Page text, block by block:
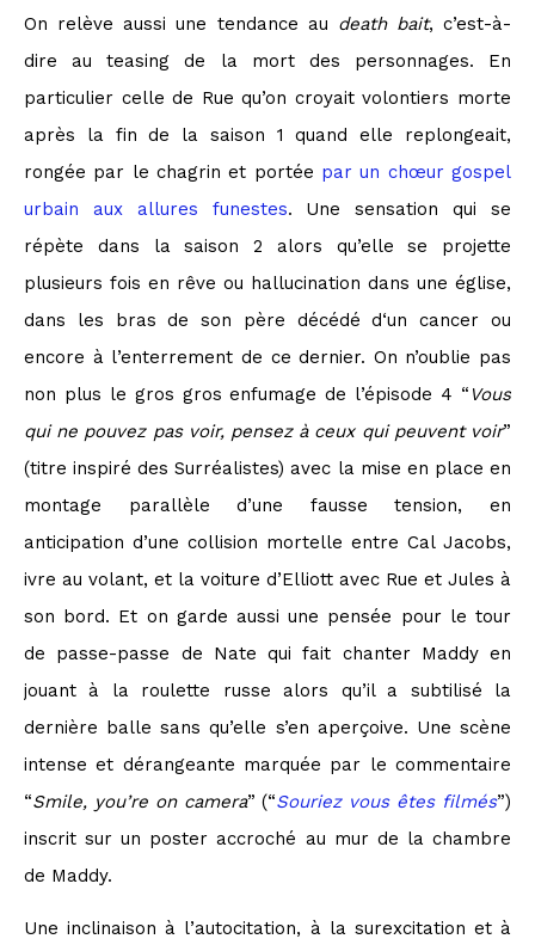
On relève aussi une tendance au death bait, c’est-à-
dire au teasing de la mort des personnages. En
particulier celle de Rue qu’on croyait volontiers morte
après la fin de la saison 1 quand elle replongeait,
rongée par le chagrin et portée par un chœur gospel
urbain aux allures funestes. Une sensation qui se
répète dans la saison 2 alors qu’elle se projette
plusieurs fois en rêve ou hallucination dans une église,
dans les bras de son père décédé d‘un cancer ou
encore à l’enterrement de ce dernier. On n’oublie pas
non plus le gros gros enfumage de l’épisode 4 “ Vous
qui ne pouvez pas voir, pensez à ceux qui peuvent voir”
(titre inspiré des Surréalistes) avec la mise en place en
montage parallèle d’une fausse tension, en
anticipation d’une collision mortelle entre Cal Jacobs,
ivre au volant, et la voiture d’Elliott avec Rue et Jules à
son bord. Et on garde aussi une pensée pour le tour
de passe-passe de Nate qui fait chanter Maddy en
jouant à la roulette russe alors qu’il a subtilisé la
dernière balle sans qu’elle s’en aperçoive. Une scène
intense et dérangeante marquée par le commentaire
“Smile, you’re on camera” (“Souriez vous êtes filmés”)
inscrit sur un poster accroché au mur de la chambre
de Maddy.
Une inclinaison à l’autocitation, à la surexcitation et à